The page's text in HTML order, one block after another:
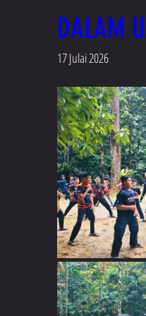
DALAM
17 Julai 2026